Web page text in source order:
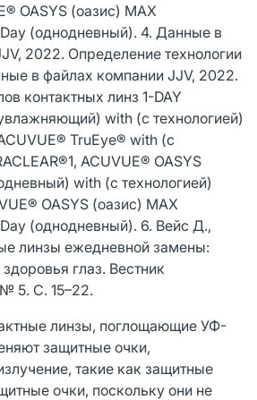
OASYS (оазис) MAX
(однодневный). 4. Данные в
2022. Определение технологии
в файлах компании JJV, 2022.
контактных линз 1-DAY
with (с технологией)
TruEye® with (с
ACUVUE® OASYS
with (с технологией)
OASYS (оазис) MAX
(однодневный). 6. Вейс Д.,
линзы ежедневной замены:
глаз. Вестник
5. С. 15–22.
линзы, поглощающие УФ-
защитные очки,
такие как защитные
очки, поскольку они не